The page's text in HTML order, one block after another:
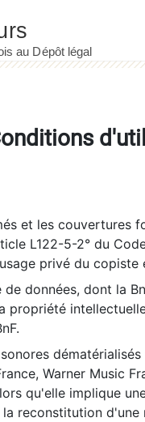
et les
L122-5-2° du
privé du
données, dont la
propriété
Warner Music
qu'elle implique
reconstitution d'une